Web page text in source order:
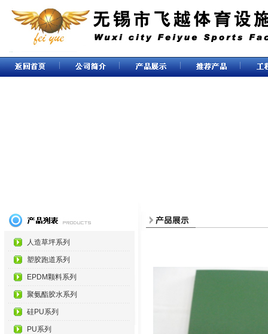
人造草坪系列
塑胶跑道系列
EPDM颗料系列
聚氨酯胶水系列
硅PU系列
PU系列